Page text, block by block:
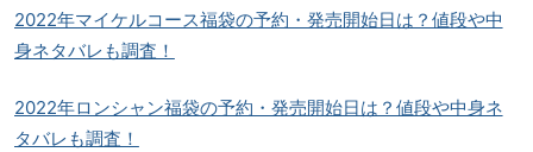
2022年マイケルコース福袋の予約・発売開始日は？値段や中
身ネタバレも調査！
2022年ロンシャン福袋の予約・発売開始日は？値段や中身ネ
タバレも調査！